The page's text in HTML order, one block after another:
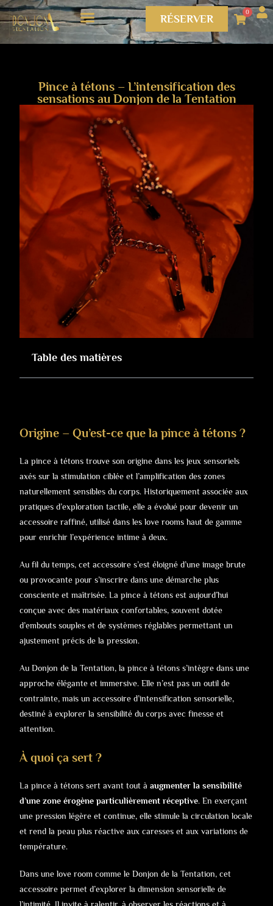
RÉSERVER
0
Pince à tétons – L’intensification des
sensations au Donjon de la Tentation
Table des matières
Origine – Qu’est-ce que la pince à tétons ?
La pince à tétons trouve son origine dans les jeux sensoriels
axés sur la stimulation ciblée et l’amplification des zones
naturellement sensibles du corps. Historiquement associée aux
pratiques d’exploration tactile, elle a évolué pour devenir un
accessoire raffiné, utilisé dans les love rooms haut de gamme
pour enrichir l’expérience intime à deux.
Au fil du temps, cet accessoire s’est éloigné d’une image brute
ou provocante pour s’inscrire dans une démarche plus
consciente et maîtrisée. La pince à tétons est aujourd’hui
conçue avec des matériaux confortables, souvent dotée
d’embouts souples et de systèmes réglables permettant un
ajustement précis de la pression.
Au Donjon de la Tentation, la pince à tétons s’intègre dans une
approche élégante et immersive. Elle n’est pas un outil de
contrainte, mais un accessoire d’intensification sensorielle,
destiné à explorer la sensibilité du corps avec finesse et
attention.
À quoi ça sert ?
La pince à tétons sert avant tout àaugmenter la sensibilité
d’une zone érogène particulièrement réceptive. En exerçant
une pression légère et continue, elle stimule la circulation locale
et rend la peau plus réactive aux caresses et aux variations de
température.
Dans une love room comme le Donjon de la Tentation, cet
accessoire permet d’explorer la dimension sensorielle de